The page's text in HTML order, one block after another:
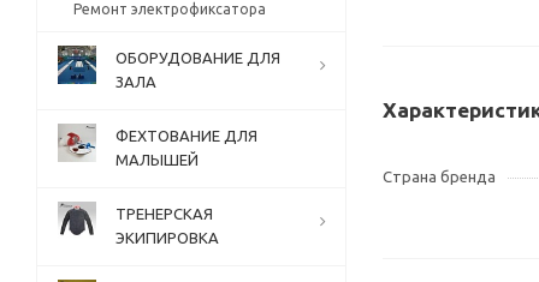
Страна бренда
Ремонт электрофиксатора
ОБОРУДОВАНИЕ ДЛЯ
ЗАЛА
ФЕХТОВАНИЕ ДЛЯ
МАЛЫШЕЙ
ТРЕНЕРСКАЯ
ЭКИПИРОВКА